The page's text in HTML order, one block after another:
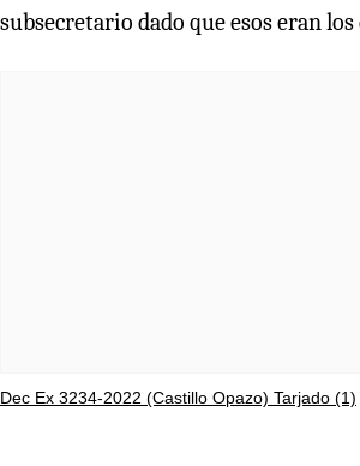
subsecretario dado que esos eran
Dec Ex 3234-2022 (Castillo Opazo) Tarjado (1)